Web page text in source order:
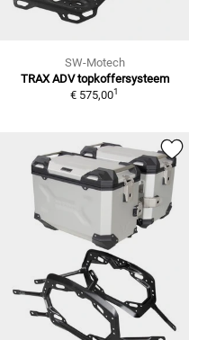
SW-Motech
TRAX ADV topkoffersysteem
€ 575,001